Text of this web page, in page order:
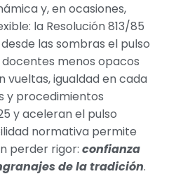
y, en ocasiones,
la Resolución 813/85
las sombras el pulso
menos opacos
vueltas, igualdad en cada
y procedimientos
y aceleran el pulso
normativa permite
perder rigor: confianza
de la tradición.